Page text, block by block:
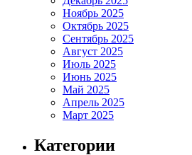
Ноябрь 2025
Октябрь 2025
Сентябрь 2025
Август 2025
Июль 2025
Июнь 2025
Май 2025
Апрель 2025
Март 2025
Категории